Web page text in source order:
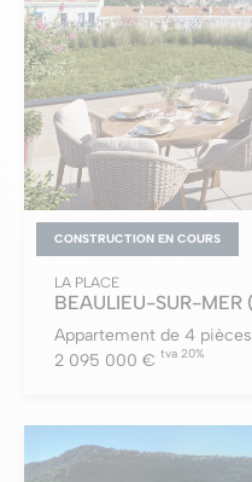
CONSTRUCTION EN COURS
LA PLACE
BEAULIEU-SUR-MER
Appartement de 4 pièces
2 095 000 € tva 20%